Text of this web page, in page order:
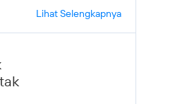
Lihat Selengkapnya